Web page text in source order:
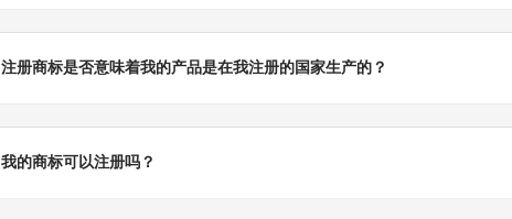
注册商标是否意味着我的产品是在我注册的国家生产的？
我的商标可以注册吗？